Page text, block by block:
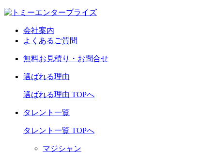
会社案内
よくあるご質問
無料お見積り・お問合せ
選ばれる理由
選ばれる理由 TOPへ
タレント一覧
タレント一覧 TOPへ
マジシャン